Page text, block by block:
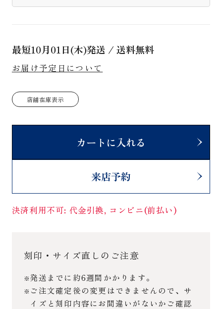
最短10月01日(木)発送 / 送料無料
お届け予定日について
店舗在庫表示
カートに入れる
来店予約
決済利用不可: 代金引換, コンビニ(前払い)
刻印・サイズ直しのご注意
発送までに約6週間かかります。
ご注文確定後の変更はできませんので、サ
イズと刻印内容にお間違いがないかご確認